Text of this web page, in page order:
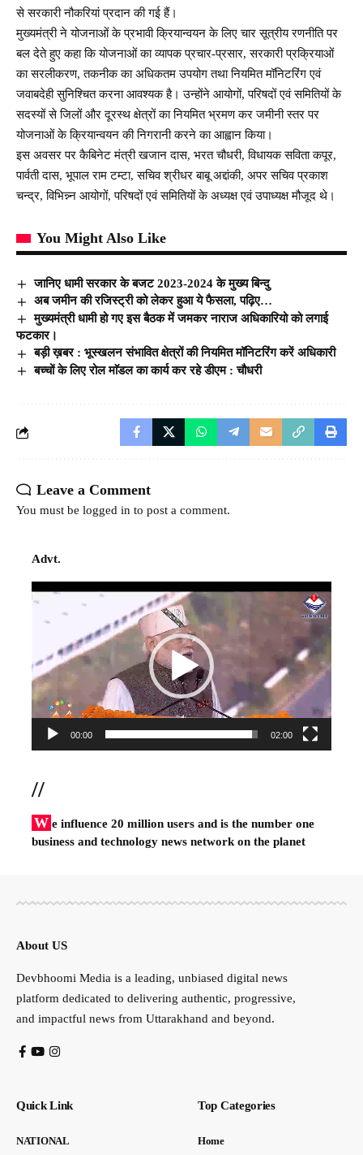
से सरकारी नौकरियां प्रदान की गई हैं।
मुख्यमंत्री ने योजनाओं के प्रभावी क्रियान्वयन के लिए चार सूत्रीय रणनीति पर
बल देते हुए कहा कि योजनाओं का व्यापक प्रचार-प्रसार, सरकारी प्रक्रियाओं
का सरलीकरण, तकनीक का अधिकतम उपयोग तथा नियमित मॉनिटरिंग एवं
जवाबदेही सुनिश्चित करना आवश्यक है। उन्होंने आयोगों, परिषदों एवं समितियों के
सदस्यों से जिलों और दूरस्थ क्षेत्रों का नियमित भ्रमण कर जमीनी स्तर पर
योजनाओं के क्रियान्वयन की निगरानी करने का आह्वान किया।
इस अवसर पर कैबिनेट मंत्री खजान दास, भरत चौधरी, विधायक सविता कपूर,
पार्वती दास, भूपाल राम टम्टा, सचिव श्रीधर बाबू अद्दांकी, अपर सचिव प्रकाश
चन्द्र, विभिन्न्न आयोगों, परिषदों एवं समितियों के अध्यक्ष एवं उपाध्यक्ष मौजूद थे।
You Might Also Like
जानिए धामी सरकार के बजट 2023-2024 के मुख्य बिन्दु
अब जमीन की रजिस्ट्री को लेकर हुआ ये फैसला, पढ़िए…
मुख्यमंत्री धामी हो गए इस बैठक में जमकर नाराज अधिकारियो को लगाई
फटकार।
बड़ी ख़बर : भूस्खलन संभावित क्षेत्रों की नियमित मॉनिटरिंग करें अधिकारी
बच्चों के लिए रोल माॅडल का कार्य कर रहे डीएम : चौधरी
Leave a Comment
You must be logged in to post a comment.
Advt.
Video
00:00 02:00
//
W e influence 20 million users and is the number one
business and technology news network on the planet
About US
Devbhoomi Media is a leading, unbiased digital news
platform dedicated to delivering authentic, progressive,
and impactful news from Uttarakhand and beyond.
Quick Link
NATIONAL
Top Categories
Home